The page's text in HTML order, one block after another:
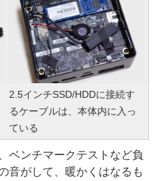
2.5インチSSD/HDDに接続す
るケーブルは、本体内に入っ
ている
ベンチマークテストなど負
音がして、暖かくはなるも